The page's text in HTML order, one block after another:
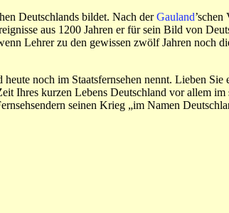
Deutschlands bildet. Nach derGauland
aus 1200 Jahren er für sein Bild von
Lehrer zu den gewissen zwölf Jahren noch
noch im Staatsfernsehen nennt. Lieben
Ihres kurzen Lebens Deutschland vor allem
seinen Krieg „im Namen